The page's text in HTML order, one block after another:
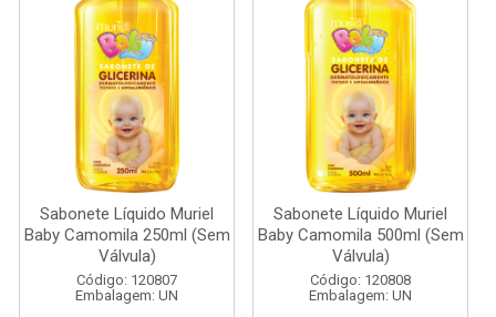
Sabonete Líquido Muriel
Baby Camomila 250ml (Sem
Válvula)
Código: 120807
Embalagem: UN
Sabonete Líquido Muriel
Baby Camomila 500ml (Sem
Válvula)
Código: 120808
Embalagem: UN